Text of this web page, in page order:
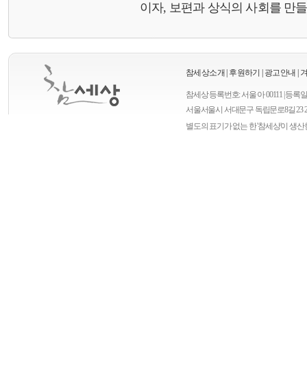
이자, 보편과 상식의 사회를 만
참세상소개 후원하기 광고안내
참세상 등록번호: 서울 아 00111 | 등록
서울서울시 서대문구 독립문로8길 23
별도의 표기가 없는 한 '참세상'이 생